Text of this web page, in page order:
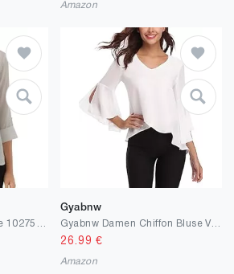
Amazon
Gyabnw
Gyabnw Damen Chiffon Bluse Volantärmeln Tunika 3/4 Arm Elegant Chiffontunika Festlich Chiffon Bluse V Ausschnitt Oberteill mit Trompetenärmeln
26.99 €
Amazon